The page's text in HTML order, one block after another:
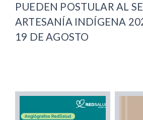
PUEDEN POSTULAR AL
ARTESANÍA INDÍGENA
19 DE AGOSTO